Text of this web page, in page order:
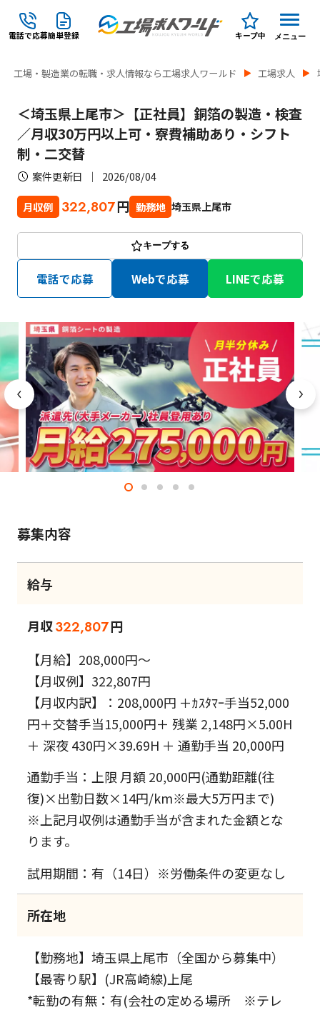
電話で応募簡単登録 キープ中 メニュー
工場・製造業の転職・求人情報なら工場求人ワールド 工場求人
＜埼玉県上尾市＞【正社員】銅箔の製造・検査
／月収30万円以上可・寮費補助あり・シフト
制・二交替
案件更新日 2026/08/04
月収例 322,807円 勤務地 埼玉県上尾市
キープする
電話で応募 Webで応募 LINEで応募
募集内容
給与
月収322,807円
【月給】208,000円～
【月収例】322,807円
【月収内訳】：208,000円 ＋ｶｽﾀﾏｰ手当52,000
円＋交替手当15,000円＋ 残業 2,148円×5.00H
＋ 深夜 430円×39.69H ＋ 通勤手当 20,000円
通勤手当：上限 月額 20,000円(通勤距離(往
復)×出勤日数×14円/km※最大5万円まで)
※上記月収例は通勤手当が含まれた金額とな
ります。
試用期間：有（14日）※労働条件の変更なし
所在地
【勤務地】埼玉県上尾市（全国から募集中）
【最寄り駅】(JR高崎線)上尾
*転勤の有無：有(会社の定める場所 ※テレ